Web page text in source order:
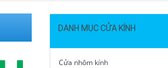
DANH MỤC CỬA KÍNH
Cửa nhôm kính